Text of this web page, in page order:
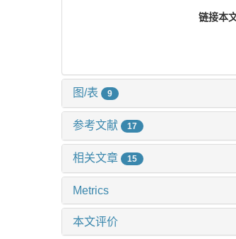
链接本
图/表 9
参考文献 17
相关文章 15
Metrics
本文评价